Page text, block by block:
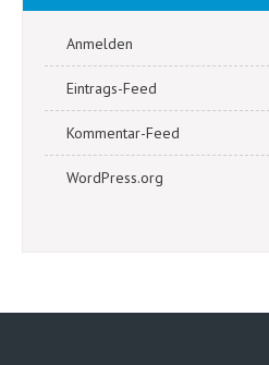
Anmelden
Eintrags-Feed
Kommentar-Feed
WordPress.org